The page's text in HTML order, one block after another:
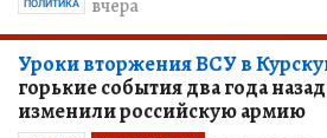
вчера
ПОЛИТИКА
Уроки вторжения ВСУ в
горькие события два года
изменили российскую армию